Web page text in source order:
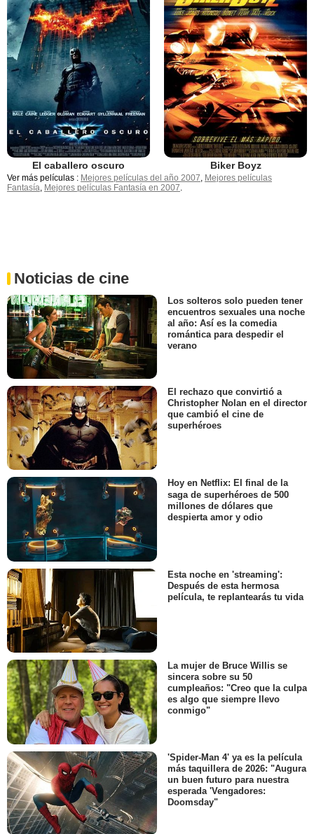
El caballero oscuro Biker Boyz
Ver más películas : Mejores películas del año 2007 Mejores películas
Fantasía Mejores películas Fantasía en 2007
Noticias de cine
Los solteros solo pueden tener
encuentros sexuales una noche
al año: Así es la comedia
romántica para despedir el
verano
El rechazo que convirtió a
Christopher Nolan en el director
que cambió el cine de
superhéroes
Hoy en Netflix: El final de la
saga de superhéroes de 500
millones de dólares que
despierta amor y odio
Esta noche en 'streaming':
Después de esta hermosa
película, te replantearás tu vida
La mujer de Bruce Willis se
sincera sobre su 50
cumpleaños: "Creo que la culpa
es algo que siempre llevo
conmigo"
'Spider-Man 4' ya es la película
más taquillera de 2026: "Augura
un buen futuro para nuestra
esperada 'Vengadores:
Doomsday"